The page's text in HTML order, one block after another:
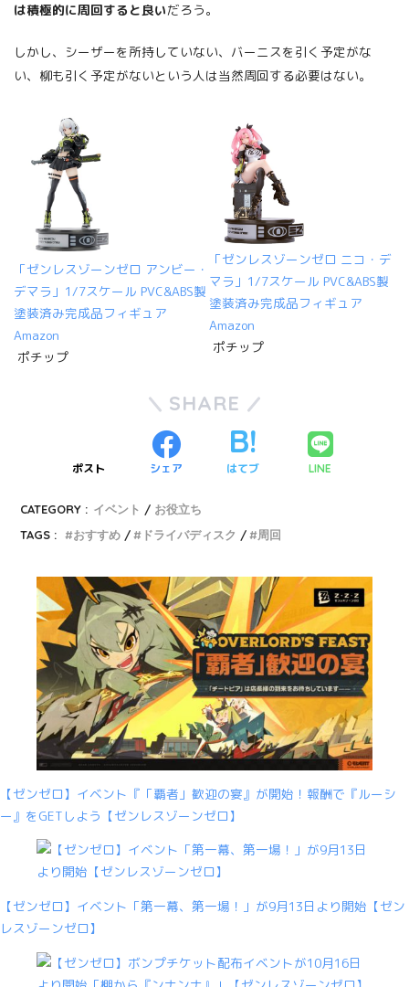
は積極的に周回すると良いだろう。
しかし、シーザーを所持していない、バーニスを引く予定がな
い、柳も引く予定がないという人は当然周回する必要はない。
「ゼンレスゾーンゼロ アンビー・
デマラ」1/7スケール PVC&ABS製
塗装済み完成品フィギュア
Amazon
ポチップ
「ゼンレスゾーンゼロ ニコ・デ
マラ」1/7スケール PVC&ABS製
塗装済み完成品フィギュア
Amazon
ポチップ
SHARE
ポスト シェア はてブ LINE
CATEGORY : イベント
お役立ち
TAGS :
おすすめ ドライバディスク 周回
【ゼンゼロ】イベント『「覇者」歓迎の宴』が開始！報酬で『ルーシ
ー』をGETしよう【ゼンレスゾーンゼロ】
【ゼンゼロ】イベント「第一幕、第一場！」が9月13日より開始【ゼン
レスゾーンゼロ】